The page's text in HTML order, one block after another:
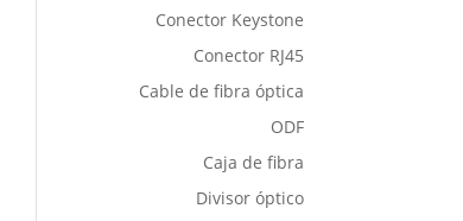
Conector Keystone
Conector RJ45
Cable de fibra óptica
ODF
Caja de fibra
Divisor óptico